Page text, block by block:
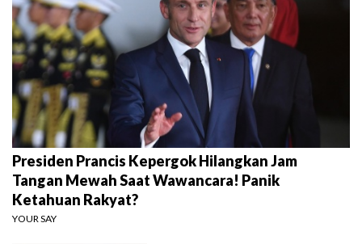
Presiden Prancis Kepergok Hilangkan Jam
Tangan Mewah Saat Wawancara! Panik
Ketahuan Rakyat?
YOUR SAY